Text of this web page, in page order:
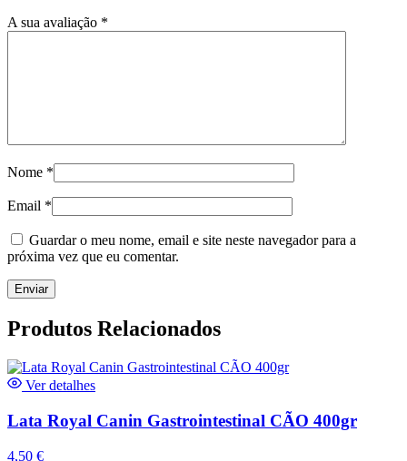
A sua avaliação *
Nome *
Email *
Guardar o meu nome, email e site neste navegador para a
próxima vez que eu comentar.
Produtos Relacionados
Ver detalhes
Lata Royal Canin Gastrointestinal CÃO 400gr
4,50 €